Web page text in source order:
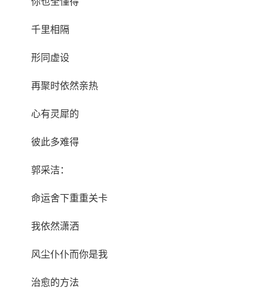
千里相隔
形同虚设
再聚时依然亲热
心有灵犀的
彼此多难得
郭采洁：
命运舍下重重关卡
我依然潇洒
风尘仆仆而你是我
治愈的方法